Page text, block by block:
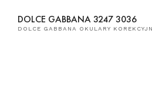
DOLCE GABBANA 3247 3036
DOLCE GABBANA OKULARY